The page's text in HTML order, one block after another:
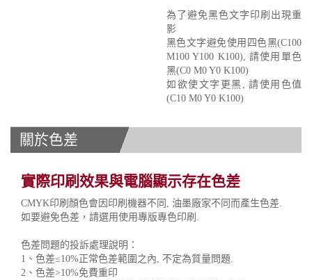
為了避免黑色文字印刷出現重
影
黑色文字避免使用四色黑(C100
M100 Y100 K100), 請使用單色
黑(C0 M0 Y0 K100)
如欲使文字更黑, 請使用色值
(C10 M0 Y0 K100)
關於色差
實際印刷效果與電腦顯示存在色差
CMYK印刷顏色會因印刷機器不同, 油墨廠家不同而產生色差.
如要避免色差，請選用使用專版專色印刷.
色差問題的投訴處理說明：
1、色差≤10%正常色差範圍之內, 不定為質量問題.
2、色差>10%免費重印